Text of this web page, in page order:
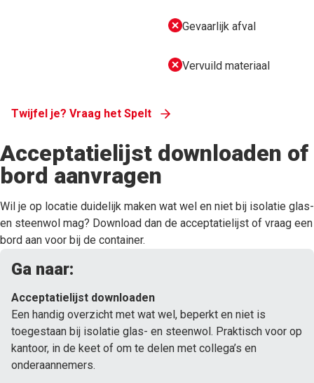
Gevaarlijk afval
Vervuild materiaal
Twijfel je? Vraag het Spelt
Acceptatielijst downloaden of
bord aanvragen
Wil je op locatie duidelijk maken wat wel en niet bij isolatie glas-
en steenwol mag? Download dan de acceptatielijst of vraag een
bord aan voor bij de container.
Ga naar:
Acceptatielijst downloaden
Een handig overzicht met wat wel, beperkt en niet is
toegestaan bij isolatie glas- en steenwol. Praktisch voor op
kantoor, in de keet of om te delen met collega’s en
onderaannemers.